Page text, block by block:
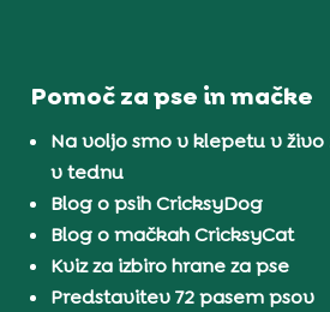
Pomoč za pse in mačke
Na voljo smo v klepetu v živo
v tednu
Blog o psih CricksyDog
Blog o mačkah CricksyCat
Kviz za izbiro hrane za pse
Predstavitev 72 pasem psov